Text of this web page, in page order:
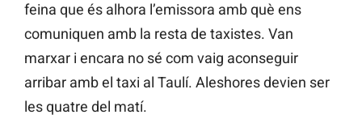
feina que és alhora l’emissora amb què ens
comuniquen amb la resta de taxistes. Van
marxar i encara no sé com vaig aconseguir
arribar amb el taxi al Taulí. Aleshores devien ser
les quatre del matí.